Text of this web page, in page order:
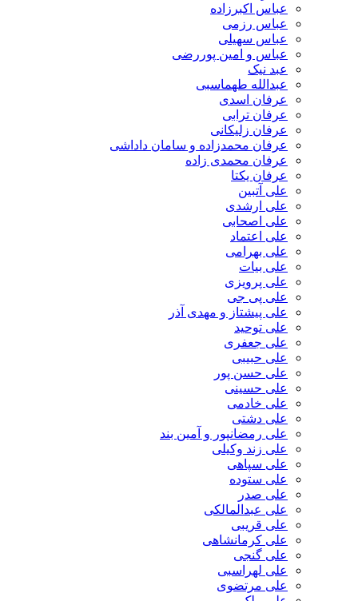
عباس اکبرزاده
عباس رزمی
عباس سهیلی
عباس و امین پوررضی
عبد نیک
عبدالله طهماسبی‎
عرفان اسدی
عرفان ترابی
عرفان زلیکانی
عرفان محمدزاده و سامان داداشی
عرفان محمدی زاده
عرفان یکتا
علی آتبین
علی ارشدی
علی اصحابی
علی اعتماد
علی بهرامی
علی بیات
علی پرویزی
علی پی جی
علی پیشتاز و مهدی آذر
علی توحید
علی جعفری
علی حبیبی
علی حسن پور
علی حسینی
علی خادمی
علی دشتی
علی رمضانپور و آمین بند
علی زند وکیلی
علی سپاهی
علی ستوده
علی صدر
علی عبدالمالکی
علی قریبی
علی کرمانشاهی
علی گنجی
علی لهراسبی
علی مرتضوی